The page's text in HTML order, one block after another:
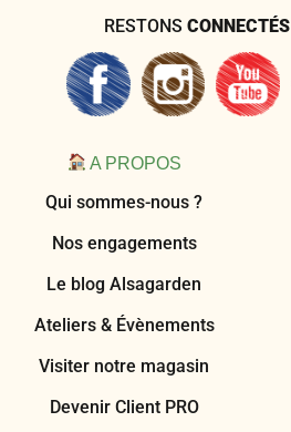
RESTONS CONNECTÉS
A PROPOS
Qui sommes-nous ?
Nos engagements
Le blog Alsagarden
Ateliers & Évènements
Visiter notre magasin
Devenir Client PRO